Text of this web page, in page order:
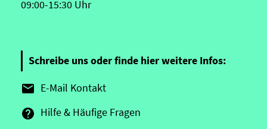
09:00-15:30 Uhr
Schreibe uns oder finde hier weitere Infos:
 E-Mail Kontakt
 Hilfe & Häufige Fragen